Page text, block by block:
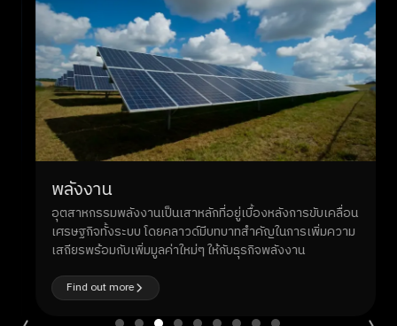
พลังงาน
อุตสาหกรรมพลังงานเป็นเสาหลักที่อยู่เบื้องหลังการขับเคลื่อน
เศรษฐกิจทั้งระบบ โดยคลาวด์มีบทบาทสำคัญในการเพิ่มความ
เสถียรพร้อมกับเพิ่มมูลค่าใหม่ๆ ให้กับธุรกิจพลังงาน
Find out more